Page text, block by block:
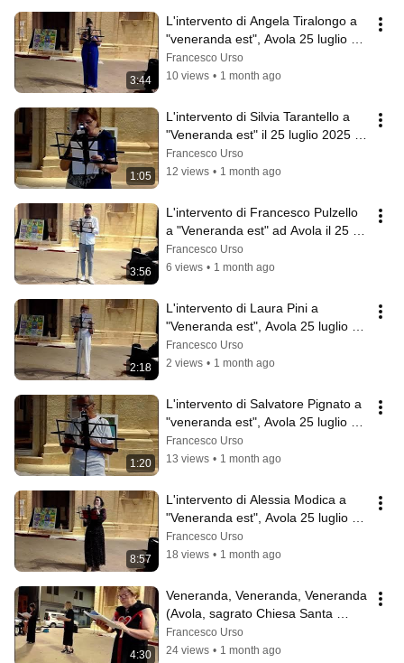
3:44
L'intervento di Angela Tiralongo a
"veneranda est", Avola 25 luglio
2025
Francesco Urso
10 views • 1 month ago
1:05
L'intervento di Silvia Tarantello a
"Veneranda est" il 25 luglio 2025
ad Avola
Francesco Urso
12 views • 1 month ago
3:56
L'intervento di Francesco Pulzello
a "Veneranda est" ad Avola il 25
luglio 2025
Francesco Urso
6 views • 1 month ago
2:18
L'intervento di Laura Pini a
"Veneranda est", Avola 25 luglio
2025
Francesco Urso
2 views • 1 month ago
1:20
L'intervento di Salvatore Pignato a
"veneranda est", Avola 25 luglio
2025
Francesco Urso
13 views • 1 month ago
8:57
L'intervento di Alessia Modica a
"Veneranda est", Avola 25 luglio
2025
Francesco Urso
18 views • 1 month ago
4:30
Veneranda, Veneranda, Veneranda
(Avola, sagrato Chiesa Santa
Venera, 25 luglio 2025)
Francesco Urso
24 views • 1 month ago